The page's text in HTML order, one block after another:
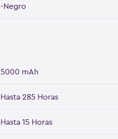
-Negro
5000 mAh
Hasta 285 Horas
Hasta 15 Horas